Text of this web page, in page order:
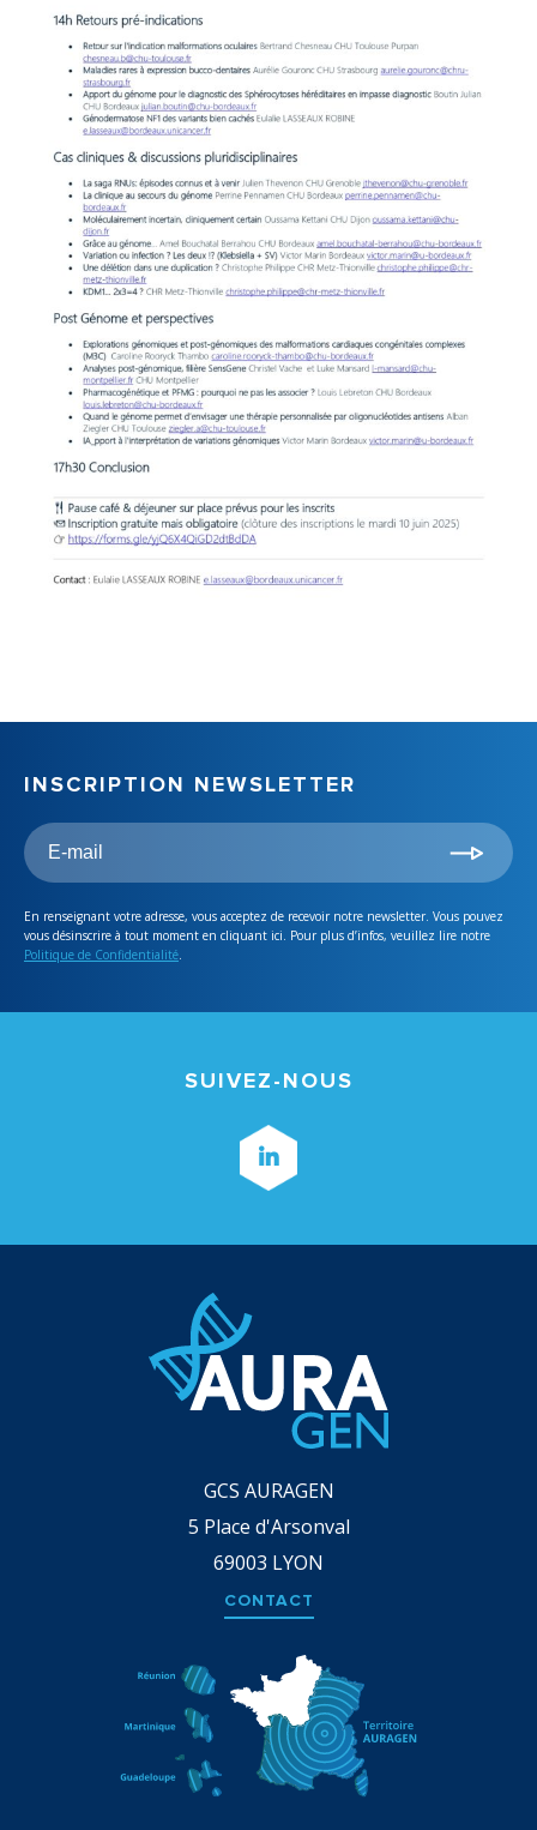
INSCRIPTION NEWSLETTER
En renseignant votre adresse, vous acceptez de recevoir notre newsletter. Vous pouvez
vous désinscrire à tout moment en cliquant ici. Pour plus d’infos, veuillez lire notre
Politique de Confidentialité
SUIVEZ-NOUS
GCS AURAGEN
5 Place d'Arsonval
69003 LYON
CONTACT